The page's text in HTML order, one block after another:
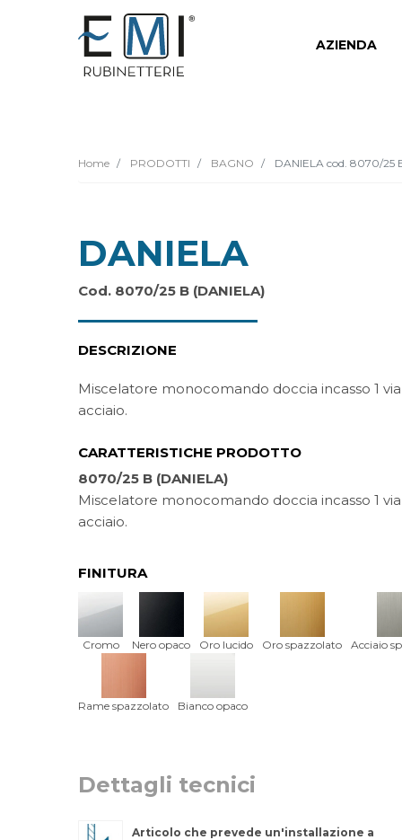
AZIENDA
Home PRODOTTI BAGNO DANIELA cod. 8070/25
DANIELA
Cod. 8070/25 B (DANIELA)
DESCRIZIONE
Miscelatore monocomando doccia incasso 1
acciaio.
CARATTERISTICHE PRODOTTO
8070/25 B (DANIELA)
Miscelatore monocomando doccia incasso 1
acciaio.
FINITURA
Cromo Nero opaco Oro lucido Oro spazzolato Acciaio
Rame spazzolato Bianco opaco
Dettagli tecnici
Articolo che prevede un'installazione a